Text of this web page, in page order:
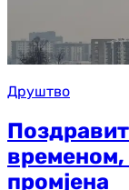
Друштво
временом,
промјена